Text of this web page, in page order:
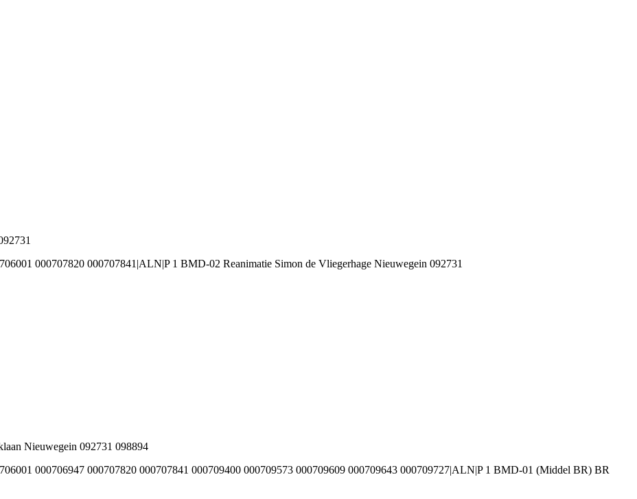
000707820 000707841|ALN|P 1 BMD-02 Reanimatie Simon de Vliegerhage Nieuwegein 092731
Nieuwegein 092731 098894
000706947 000707820 000707841 000709400 000709573 000709609 000709643 000709727|ALN|P 1 BMD-01 (Middel BR) BR